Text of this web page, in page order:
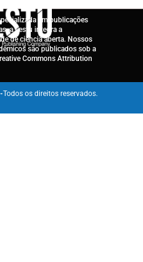
em publicações
a Lestu integra a
de ciência aberta. Nossos
são publicados sob a
Commons Attribution
Todos os direitos reservados.